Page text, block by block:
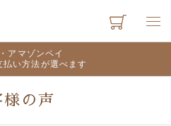
アマゾンペイ
い方法が選べます
様の声